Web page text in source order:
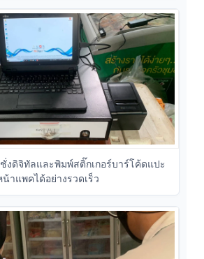
งดิจิทัลและพิมพ์สติ๊กเกอร์บาร์โค้ดแปะ
น้าแพคได้อย่างรวดเร็ว